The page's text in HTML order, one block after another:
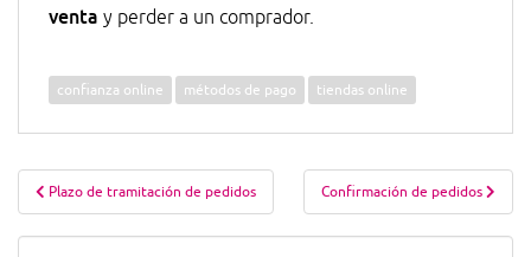
venta y perder a un comprador.
confianza online métodos de pago tiendas online
Navegación
de
entradas
Plazo de tramitación de pedidos Confirmación de pedidos